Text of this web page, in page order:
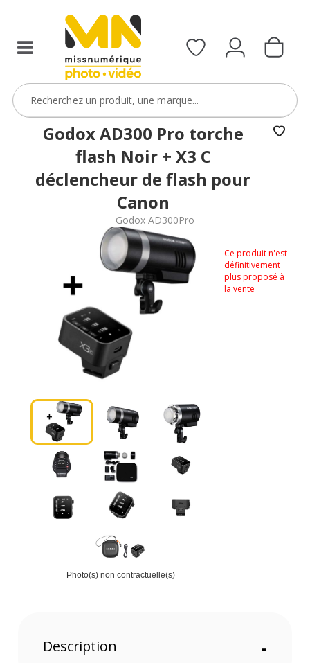
Godox AD300 Pro torche
flash Noir + X3 C
déclencheur de flash pour
Canon
Godox AD300Pro
Photo(s) non contractuelle(s)
Ce produit n'est
définitivement
plus proposé à
la vente
Description -